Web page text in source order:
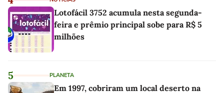
Lotofácil 3752 acumula nesta segunda-
feira e prêmio principal sobe para R$ 5
milhões
5 PLANETA
Em 1997, cobriram um local deserto na